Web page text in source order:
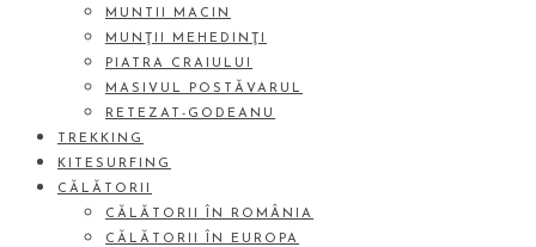
MUNTII MACIN
MUNŢII MEHEDINŢI
PIATRA CRAIULUI
MASIVUL POSTĂVARUL
RETEZAT-GODEANU
TREKKING
KITESURFING
CĂLĂTORII
CĂLĂTORII ÎN ROMÂNIA
CĂLĂTORII ÎN EUROPA